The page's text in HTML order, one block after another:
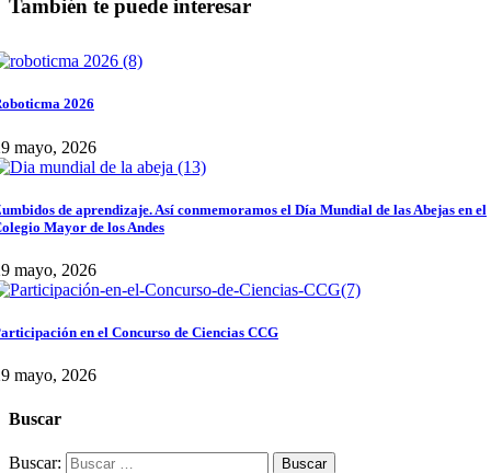
También te puede interesar
2026
mayo, 2026
de aprendizaje. Así conmemoramos el Día Mundial de las Abejas en el
Mayor de los Andes
mayo, 2026
en el Concurso de Ciencias CCG
mayo, 2026
Buscar
Buscar: